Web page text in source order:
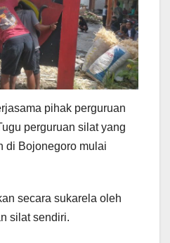
pihak perguruan
perguruan silat yang
di Bojonegoro mulai
secara sukarela oleh
silat sendiri.